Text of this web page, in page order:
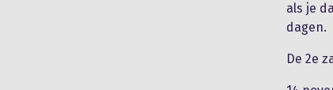
als je
dagen.
De 2e